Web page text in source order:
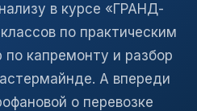
в курсе «ГРАНД-
по практическим
капремонту и разбор
А впереди
о перевозке